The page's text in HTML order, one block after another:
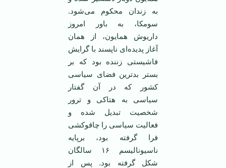
به زندان محکوم می‌شود.
سومکا، به باور امروز
داریوش همایون، از همان
آغاز پدیده‌ای ناپسند با گرایش
فاشیستی زننده بود که بر
بستر بدترین فضای سیاسی
کشور که در آن گفتار
سیاسی به هتاکی و ترور
شخصیت تبدیل شده و
فعالیت سیاسی را چاقو‌کشی
فرا گرفته بود، برپایه
ناسیونالیسم ۱۶ سالگان
شکل گرفته بود. پس از